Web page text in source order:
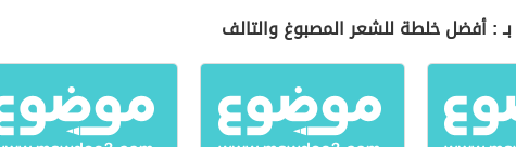
: أفضل خلطة للشعر المصبوغ والتالف